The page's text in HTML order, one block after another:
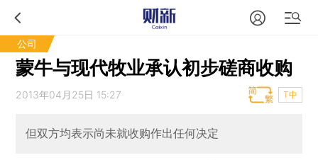
公司
蒙牛与现代牧业承认初步磋商收购
2013年04月25日 15:27 T中
但双方均表示尚未就收购作出任何决定